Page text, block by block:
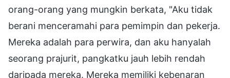
orang-orang yang mungkin berkata, "Aku tidak
berani menceramahi para pemimpin dan pekerja.
Mereka adalah para perwira, dan aku hanyalah
seorang prajurit, pangkatku jauh lebih rendah
daripada mereka. Mereka memiliki kebenaran